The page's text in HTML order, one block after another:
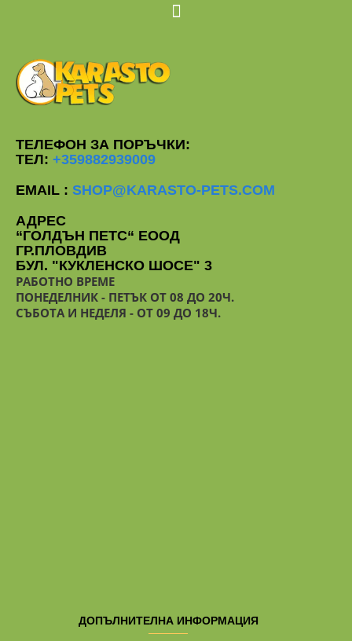
ТЕЛЕФОН ЗА ПОРЪЧКИ:
ТЕЛ: +359882939009
EMAIL : SHOP@KARASTO-PETS.COM
АДРЕС
“ГОЛДЪН ПЕТС“ ЕООД
ГР.ПЛОВДИВ
БУЛ. "КУКЛЕНСКО ШОСЕ" 3
РАБОТНО ВРЕМЕ
ПОНЕДЕЛНИК - ПЕТЪК ОТ 08 ДО 20Ч.
СЪБОТА И НЕДЕЛЯ - ОТ 09 ДО 18Ч.
ДОПЪЛНИТЕЛНА ИНФОРМАЦИЯ